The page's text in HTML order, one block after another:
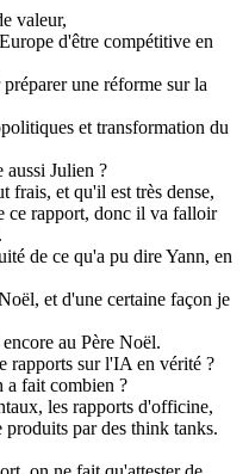
valeur,
d'être compétitive en
une réforme sur la
et transformation du
aussi Julien ?
frais, et qu'il est très dense,
ce rapport, donc il va falloir
de ce qu'a pu dire Yann, en
et d'une certaine façon je
au Père Noël.
rapports sur l'IA en vérité ?
a fait combien ?
les rapports d'officine,
par des think tanks.